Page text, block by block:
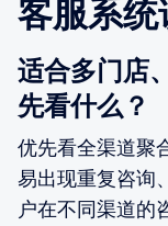
客服系统
适合多门店
先看什么？
优先看全渠道聚
易出现重复咨询
户在不同渠道的